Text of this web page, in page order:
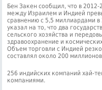
Бен Закен сообщил, что в
между Израилем и Индией
сравнению с 5,5 миллиардами
указал на то, что два
сельского хозяйства и
здравоохранение и
Объем торговли с Индией
составлял около 200
256 индийских компаний хай-
компаниями.